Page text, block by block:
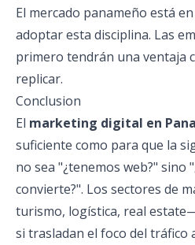
El mercado panameño está
adoptar esta disciplina. Las
primero tendrán una ventaja
replicar.
Conclusion
El marketing digital en
suficiente como para que la
no sea "¿tenemos web?" sino
convierte?". Los sectores de
turismo, logística, real
si trasladan el foco del tráfico